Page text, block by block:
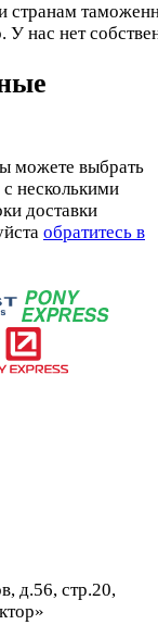
странам
нас нет
можете выбрать
несколькими
доставки
обратитесь в
д.56, стр.20,